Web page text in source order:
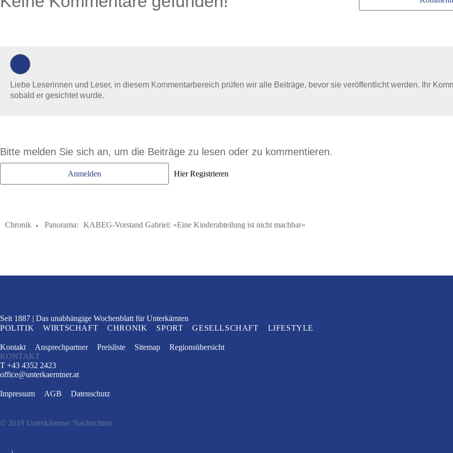
0 Kommentare
Liebe Leserinnen und Leser, in diesem Kommentarbereich prüfen wir alle Beiträge, bevor sie veröffentlicht werden. Ihr
sobald er gesichtet wurde.
Bitte melden Sie sich an, um die Beiträge zu lesen oder zu kommentieren.
Anmelden Hier Registrieren
Chronik Panorama: KABEG-Vorstand Gabriel: »Eine Kinderabteilung ist nicht machbar«
Seit 1887 Das unabhängige Wochenblatt für Unterkärnten
POLITIK
WIRTSCHAFT CHRONIK SPORT GESELLSCHAFT LIFESTYLE
Kontakt Ansprechpartner Preisliste Sitemap
Regionsübersicht
KONTAKT
T +43 4352 2423
office@unterkaerntner.at
Impressum AGB Datenschutz
© 2019 Unterkärntner Nachrichten